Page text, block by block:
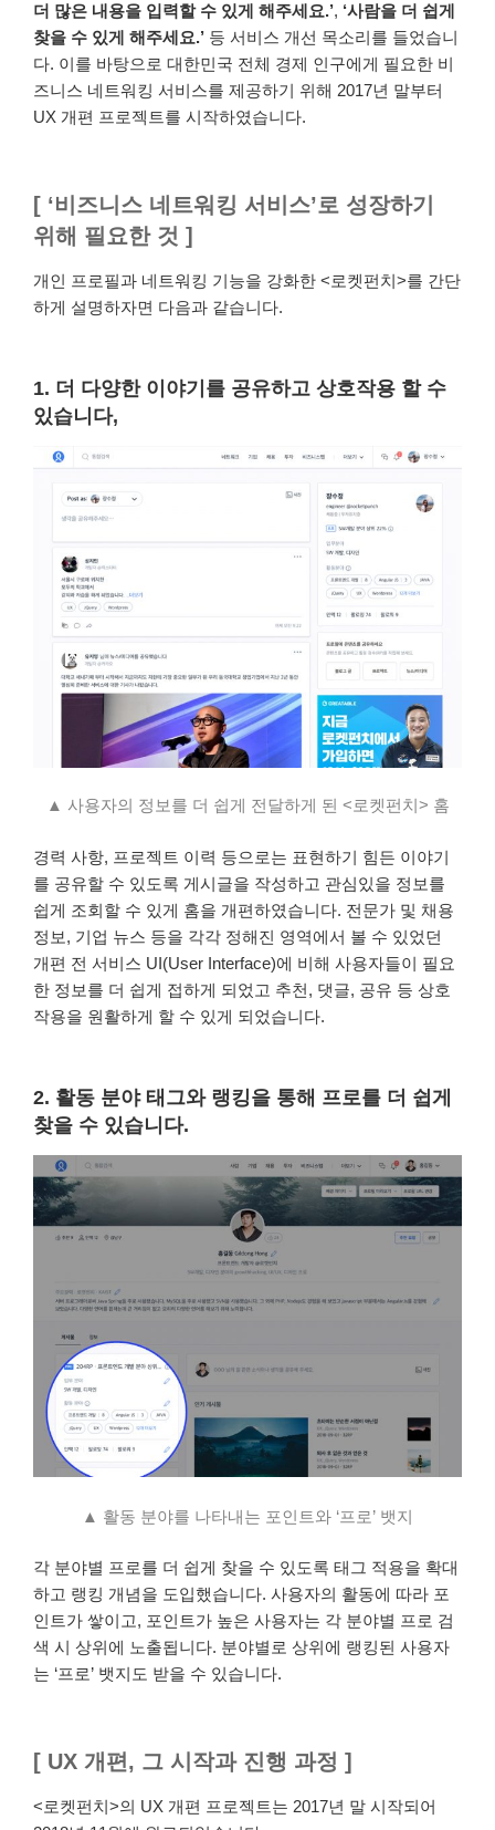
더 많은 내용을 입력할 수 있게 해주세요.’, ‘사람을 더 쉽게
찾을 수 있게 해주세요.’ 등 서비스 개선 목소리를 들었습니
다. 이를 바탕으로 대한민국 전체 경제 인구에게 필요한 비
즈니스 네트워킹 서비스를 제공하기 위해 2017년 말부터
UX 개편 프로젝트를 시작하였습니다.
[ ‘비즈니스 네트워킹 서비스’로 성장하기
위해 필요한 것 ]
개인 프로필과 네트워킹 기능을 강화한 <로켓펀치>를 간단
하게 설명하자면 다음과 같습니다.
1. 더 다양한 이야기를 공유하고 상호작용 할 수
있습니다,
▲ 사용자의 정보를 더 쉽게 전달하게 된 <로켓펀치> 홈
경력 사항, 프로젝트 이력 등으로는 표현하기 힘든 이야기
를 공유할 수 있도록 게시글을 작성하고 관심있을 정보를
쉽게 조회할 수 있게 홈을 개편하였습니다. 전문가 및 채용
정보, 기업 뉴스 등을 각각 정해진 영역에서 볼 수 있었던
개편 전 서비스 UI(User Interface)에 비해 사용자들이 필요
한 정보를 더 쉽게 접하게 되었고 추천, 댓글, 공유 등 상호
작용을 원활하게 할 수 있게 되었습니다.
2. 활동 분야 태그와 랭킹을 통해 프로를 더 쉽게
찾을 수 있습니다.
▲ 활동 분야를 나타내는 포인트와 ‘프로’ 뱃지
각 분야별 프로를 더 쉽게 찾을 수 있도록 태그 적용을 확대
하고 랭킹 개념을 도입했습니다. 사용자의 활동에 따라 포
인트가 쌓이고, 포인트가 높은 사용자는 각 분야별 프로 검
색 시 상위에 노출됩니다. 분야별로 상위에 랭킹된 사용자
는 ‘프로’ 뱃지도 받을 수 있습니다.
[ UX 개편, 그 시작과 진행 과정 ]
<로켓펀치>의 UX 개편 프로젝트는 2017년 말 시작되어